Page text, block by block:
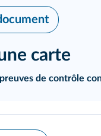
carte
de contrôle